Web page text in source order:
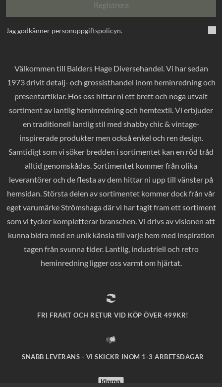
Registrera
Jag godkänner personuppgiftspolicyn.
Välkommen till Balders Hage Diversehandel. Vi har sedan
1973 drivit detalj- och grossisthandel inom heminredning och
presentartiklar. Hos oss hittar ni ett brett och noga utvalt
sortiment av lantlig heminredning och hemtextil. Vi erbjuder
en traditionell lantlig stil med shabby chic & vintage-
inspirerade produkter men också enkel och ren design.
Samtidigt som vi söker bredden i sortimentet kan en röd tråd
alltid genomskådas. Sortimentet kommer från olika
leverantörer och de flesta av dem hittar ni upp till vänster på
hemsidan. Största delen av sortimentet kommer dock från vår
eget varumärke Strömshaga där vi har tagit fram ett sortiment
som vi tycker kompletterar branschen. Vi drivs av visionen att
kunna bidra med en unik känsla till varje hem med inspiration
tagen från svunna tider. Lantlig, industriell och retro
heminredning ligger oss varmt om hjärtat.
FRI FRAKT OCH RETUR VID KÖP ÖVER 499KR!
SNABB LEVERANS - VI SKICKR INOM 1-3 ARBETSDAGAR